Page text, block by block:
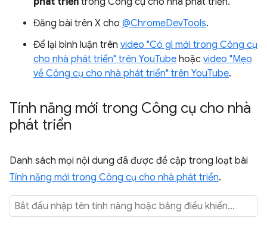
Đăng bài trên X cho @ChromeDevTools.
Để lại bình luận trên video "Có gì mới trong Công cụ
cho nhà phát triển" trên YouTube hoặc video "Mẹo
về Công cụ cho nhà phát triển" trên YouTube.
Tính năng mới trong Công cụ cho nhà
phát triển
Danh sách mọi nội dung đã được đề cập trong loạt bài
Tính năng mới trong Công cụ cho nhà phát triển.